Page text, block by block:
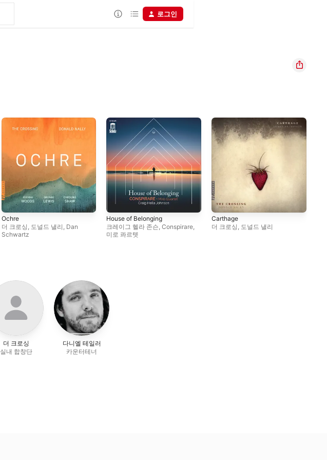
로그인
Ochre
더 크로싱
도널드 낼리 Dan
Schwartz
House of Belonging
크레이그 헬라 존슨 ,Conspirare
미로 콰르텟
Carthage
더 크로싱
도널드 낼리
더 크로싱
실내 합창단
다니엘 테일러
카운터테너